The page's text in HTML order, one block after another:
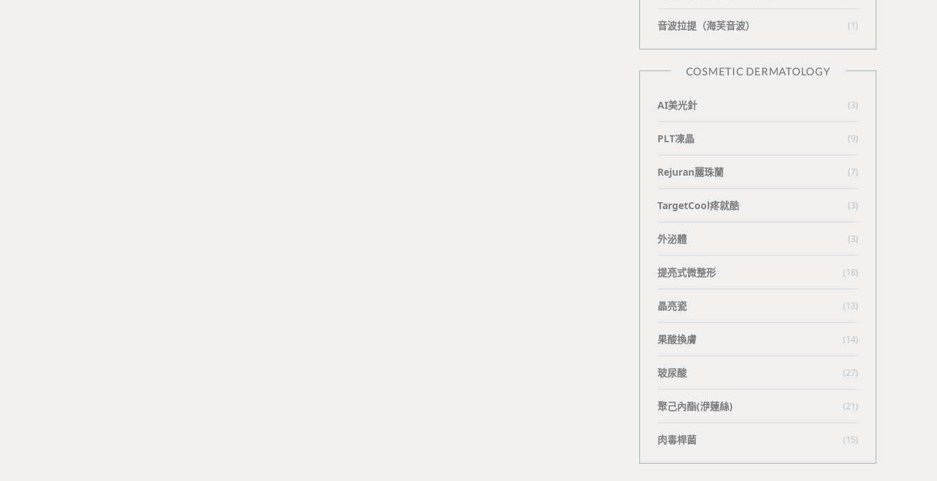
⾳波拉提（海芙⾳波） (1)
COSMETIC DERMATOLOGY
AI美光針 (3)
PLT凍晶 (9)
Rejuran麗珠蘭 (7)
TargetCool疼就酷 (3)
外泌體 (3)
提亮式微整形 (18)
晶亮瓷 (13)
果酸換膚 (14)
玻尿酸 (27)
聚己內酯(洢蓮絲) (21)
肉毒桿菌 (15)